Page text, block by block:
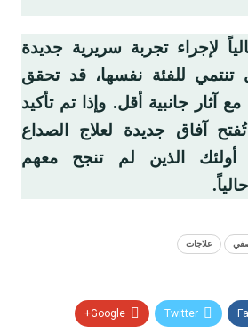
لإجراء تجربة سريرية جديدة
تنتمي للفئة نفسها، قد تحقق
مع آثار جانبية أقل. وإذا تم تأكيد
آفاق جديدة لعلاج الصداع
أولئك الذين لم تنجح معهم
علاجات
Twitter
Google+